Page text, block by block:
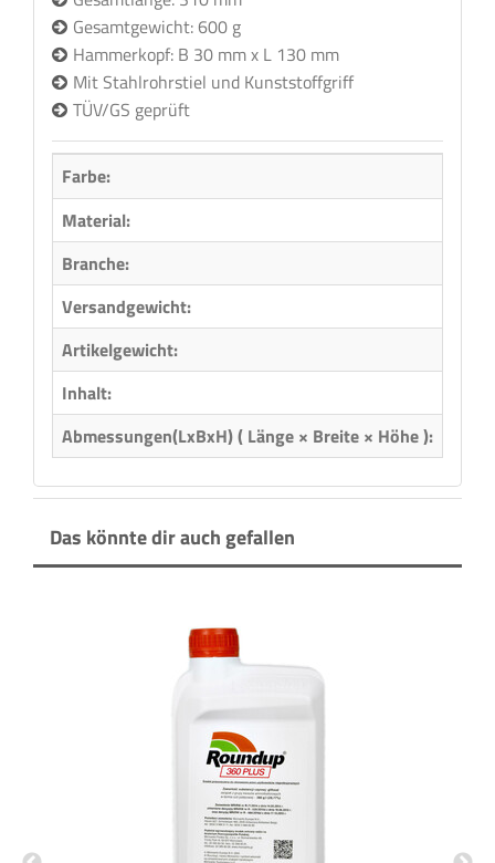
Gesamtgewicht: 600 g
Hammerkopf: B 30 mm x L 130 mm
Mit Stahlrohrstiel und Kunststoffgriff
TÜV/GS geprüft
Farbe:
Material:
Branche:
Versandgewicht:
Artikelgewicht:
Inhalt:
Abmessungen(LxBxH) ( Länge × Breite × Höhe ):
Das könnte dir auch gefallen